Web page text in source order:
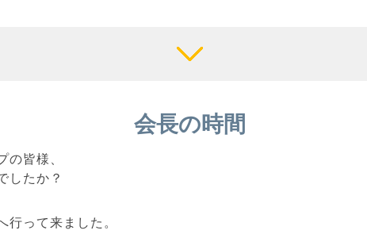
会長の時間
皆様、
したか？
って来ました。